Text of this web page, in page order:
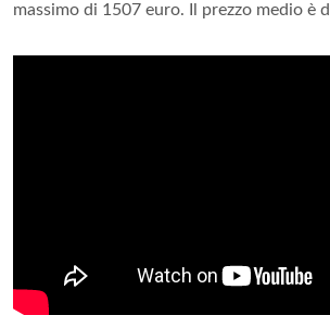
massimo di 1507 euro. Il prezzo medio è